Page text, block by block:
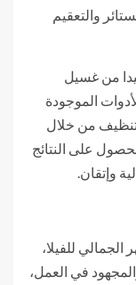
والتعقيم
من غسيل
الموجودة
من خلال
على النتائج
وإتقان.
الجمالي للفيلا،
في العمل،